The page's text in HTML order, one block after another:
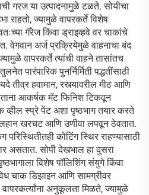
गरज या उत्पादनामुळे टळते. सोयीचा
राहतो, ज्यामुळे वापरकर्ते विशेष
गॅरेज किंवा ड्राइव्हवे वर चाकांचे
वेगवान अर्ज प्रक्रियेमुळे वाहनाचा बंद
वापरकर्ते त्यांची वाहने तासांतच
पारंपारिक पुनर्निर्मिती पद्धतींसाठी
तीव्र हवामान, रस्त्यावरील मीठ आणि
आकर्षक मॅट फिनिश टिकवून
स्प्रे पेंट अशा पृष्ठभाग तयार करते
लहान खरचट आणि उणीवा लपवून ठेवतात.
परिस्थितीतही कोटिंग स्थिर राहण्यासाठी
असतात. सोपी देखभाल हा दुसरा
विशेष पॉलिशिंग संयुगे किंवा
चाक डिझाइन आणि सामग्रीवर
वापरकर्त्यांना अनुकूलता मिळते, ज्यामुळे